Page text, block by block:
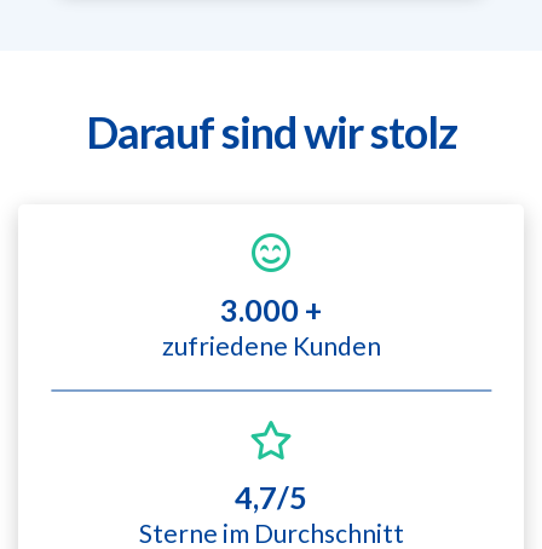
Darauf sind wir stolz
3.000 +
zufriedene Kunden
4,7/5
Sterne im Durchschnitt